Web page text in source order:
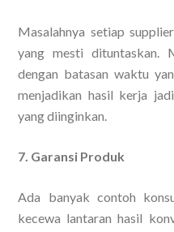
Masalahnya setiap
yang mesti dituntaskan.
dengan batasan waktu
menjadikan hasil kerja
yang diinginkan.
7. Garansi Produk
Ada banyak contoh
kecewa lantaran hasil